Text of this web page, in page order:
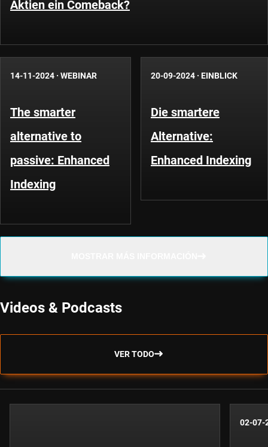
Aktien ein Comeback?
14-11-2024 · WEBINAR
The smarter
alternative to
passive: Enhanced
Indexing
20-09-2024 · EINBLICK
Die smartere
Alternative:
Enhanced Indexing
Videos & Podcasts
VER TODO
02-07-